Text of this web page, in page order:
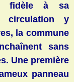
fidèle à sa
circulation y
la commune
sans
Une première
panneau